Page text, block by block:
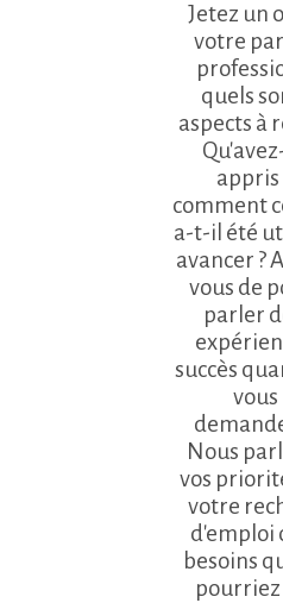
Jetez un
votre
quels
aspects à
appris
comment
a-t-il été
avancer ?
vous de
parler
succès
vous
Nous
vos
votre
d'emploi
besoins
pourriez